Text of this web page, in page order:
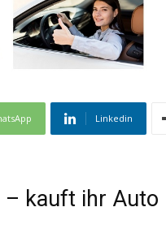
Linkedin
– kauft ihr Auto